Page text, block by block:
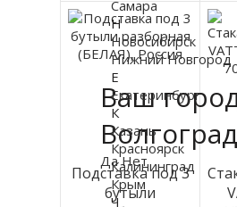
Подставка под 3
бутыли
Ваш
Да Нет
Самара
Н
Новосибирск
Нижний Новгород
Е
Екатеринбург
К
Казань
Красноярск
Калининград
Крым
Ч